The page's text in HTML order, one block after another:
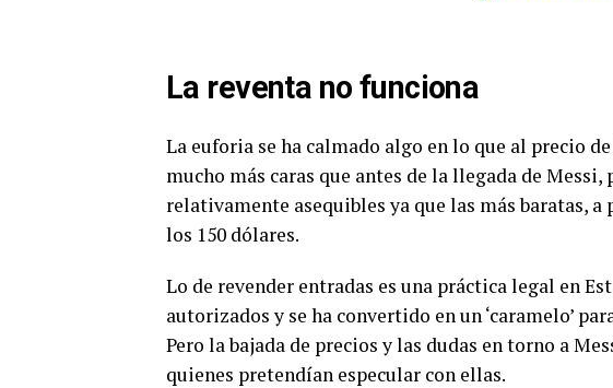
La reventa no funciona
La euforia se ha calmado algo en lo que al precio
mucho más caras que antes de la llegada de
relativamente asequibles ya que las más baratas,
los 150 dólares.
Lo de revender entradas es una práctica legal en
autorizados y se ha convertido en un ‘caramelo’
Pero la bajada de precios y las dudas en torno a
quienes pretendían especular con ellas.